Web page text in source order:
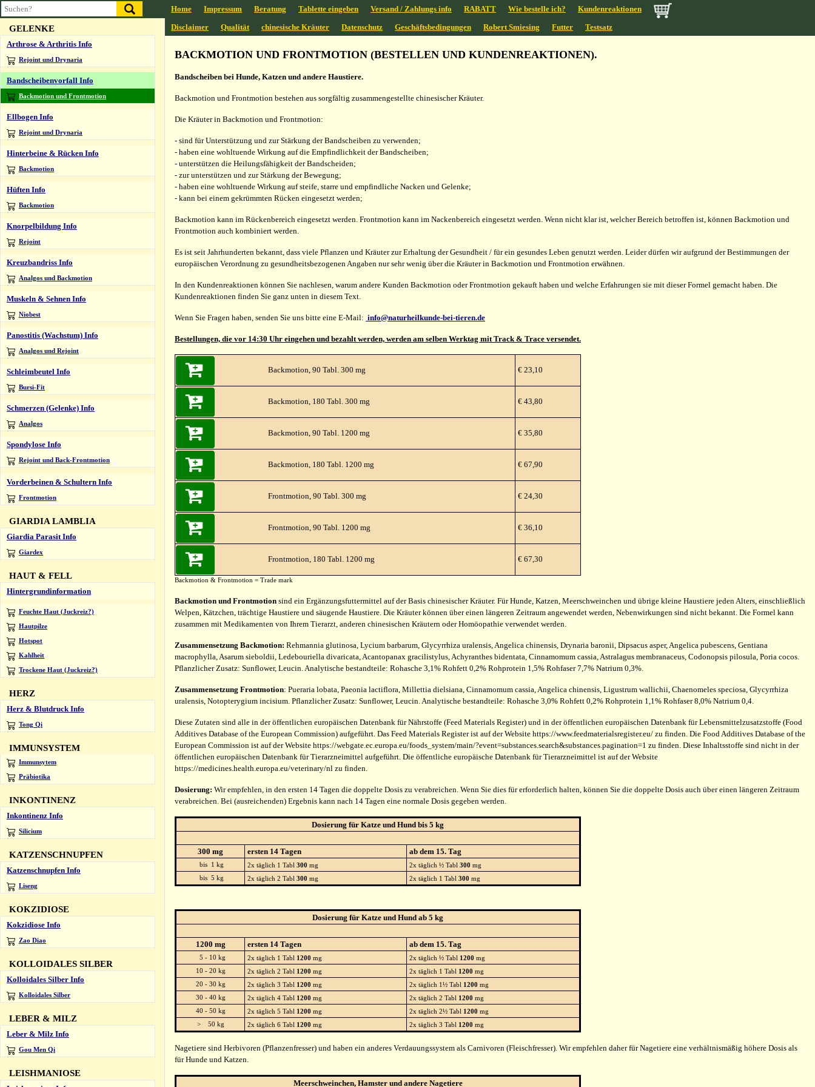
Lysium
GELENKE
Arthrose & Arthritis Info
Rejoint und Drynaria
Bandscheibenvorfall Info
Backmotion und Frontmotion
Ellbogen Info
Rejoint und Drynaria
Hinterbeine & Rücken Info
Backmotion
Hüften Info
Backmotion
Knorpelbildung Info
Rejoint
Kreuzbandriss Info
Analgos und Backmotion
Muskeln & Sehnen Info
Niobest
Panostitis (Wachstum) Info
Analgos und Rejoint
Schleimbeutel Info
Bursi-Fit
Schmerzen (Gelenke) Info
Analgos
Spondylose Info
Rejoint und Back-Frontmotion
Vorderbeinen & Schultern Info
Frontmotion
GIARDIA LAMBLIA
Giardia Parasit Info
Giardex
HAUT & FELL
Hintergrundinformation
Feuchte Haut (Juckreiz?)
Hautpilze
Hotspot
Kahlheit
Trockene Haut (Juckreiz?)
HERZ
Herz & Blutdruck Info
Tong Qi
IMMUNSYSTEM
Immunsytem
Präbiotika
INKONTINENZ
Inkontinenz Info
Silicium
KATZENSCHNUPFEN
Katzenschnupfen Info
Liseng
KOKZIDIOSE
Kokzidiose Info
Zao Diao
KOLLOIDALES SILBER
Kolloidales Silber Info
Kolloidales Silber
LEBER & MILZ
Leber & Milz Info
Gou Men Qi
LEISHMANIOSE
Home Impressum Beratung Tablette eingeben Versand / Zahlungs info RABATT Wie bestelle ich?
Kundenreaktionen
Disclaimer
Qualität chinesische Kräuter Datenschutz Geschäftsbedingungen Robert Smiesing Futter Testsatz
BACKMOTION UND FRONTMOTION (BESTELLEN UND KUNDENREAKTIONEN).
Bandscheiben bei Hunde, Katzen und andere Haustiere.
Backmotion und Frontmotion bestehen aus sorgfältig zusammengestellte chinesischer Kräuter.
Die Kräuter in Backmotion und Frontmotion:
- sind für Unterstützung und zur Stärkung der Bandscheiben zu verwenden;
- haben eine wohltuende Wirkung auf die Empfindlichkeit der Bandscheiben;
- unterstützen die Heilungsfähigkeit der Bandscheiden;
- zur unterstützen und zur Stärkung der Bewegung;
- haben eine wohltuende Wirkung auf steife, starre und empfindliche Nacken und Gelenke;
- kann bei einem gekrümmten Rücken eingesetzt werden;
Backmotion kann im Rückenbereich eingesetzt werden. Frontmotion kann im Nackenbereich eingesetzt werden. Wenn nicht klar ist, welcher Bereich betroffen ist, können Backmotion und
Frontmotion auch kombiniert werden.
Es ist seit Jahrhunderten bekannt, dass viele Pflanzen und Kräuter zur Erhaltung der Gesundheit / für ein gesundes Leben genutzt werden. Leider dürfen wir aufgrund der Bestimmungen der
europäischen Verordnung zu gesundheitsbezogenen Angaben nur sehr wenig über die Kräuter in Backmotion und Frontmotion erwähnen.
In den Kundenreaktionen können Sie nachlesen, warum andere Kunden Backmotion oder Frontmotion gekauft haben und welche Erfahrungen sie mit dieser Formel gemacht haben. Die
Kundenreaktionen finden Sie ganz unten in diesem Text.
Wenn Sie Fragen haben, senden Sie uns bitte eine E-Mail: info@naturheilkunde-bei-tieren.de
Bestellungen, die vor 14:30 Uhr eingehen und bezahlt werden, werden am selben Werktag mit Track & Trace versendet.
Backmotion, 90 Tabl. 300 mg € 23,10
Backmotion, 180 Tabl. 300 mg € 43,80
Backmotion, 90 Tabl. 1200 mg € 35,80
Backmotion, 180 Tabl. 1200 mg € 67,90
Frontmotion, 90 Tabl. 300 mg € 24,30
Frontmotion, 90 Tabl. 1200 mg € 36,10
Frontmotion, 180 Tabl. 1200 mg € 67,30
Backmotion & Frontmotion = Trade mark
Backmotion und Frontmotion sind ein Ergänzungsfuttermittel auf der Basis chinesischer Kräuter. Für Hunde, Katzen, Meerschweinchen und übrige kleine Haustiere jeden Alters, einschließlich
Welpen, Kätzchen, trächtige Haustiere und säugende Haustiere. Die Kräuter können über einen längeren Zeitraum angewendet werden, Nebenwirkungen sind nicht bekannt. Die Formel kann
zusammen mit Medikamenten von Ihrem Tierarzt, anderen chinesischen Kräutern oder Homöopathie verwendet werden.
Zusammensetzung Backmotion: Rehmannia glutinosa, Lycium barbarum, Glycyrrhiza uralensis, Angelica chinensis, Drynaria baronii, Dipsacus asper, Angelica pubescens, Gentiana
macrophylla, Asarum sieboldii, Ledebouriella divaricata, Acantopanax gracilistylus, Achyranthes bidentata, Cinnamomum cassia, Astralagus membranaceus, Codonopsis pilosula, Poria cocos.
Pflanzlicher Zusatz: Sunflower, Leucin. Analytische bestandteile: Rohasche 3,1% Rohfett 0,2% Rohprotein 1,5% Rohfaser 7,7% Natrium 0,3%.
Zusammensetzung Frontmotion: Pueraria lobata, Paeonia lactiflora, Millettia dielsiana, Cinnamomum cassia, Angelica chinensis, Ligustrum wallichii, Chaenomeles speciosa, Glycyrrhiza
uralensis, Notopterygium incisium. Pflanzlicher Zusatz: Sunflower, Leucin. Analytische bestandteile: Rohasche 3,0% Rohfett 0,2% Rohprotein 1,1% Rohfaser 8,0% Natrium 0,4.
Diese Zutaten sind alle in der öffentlichen europäischen Datenbank für Nährstoffe (Feed Materials Register) und in der öffentlichen europäischen Datenbank für Lebensmittelzusatzstoffe (Food
Additives Database of the European Commission) aufgeführt. Das Feed Materials Register ist auf der Website https://www.feedmaterialsregister.eu/ zu finden. Die Food Additives Database of the
European Commission ist auf der Website https://webgate.ec.europa.eu/foods_system/main/?event=substances.search&substances.pagination=1 zu finden. Diese Inhaltsstoffe sind nicht in der
öffentlichen europäischen Datenbank für Tierarzneimittel aufgeführt. Die öffentliche europäische Datenbank für Tierarzneimittel ist auf der Website
https://medicines.health.europa.eu/veterinary/nl zu finden.
Dosierung: Wir empfehlen, in den ersten 14 Tagen die doppelte Dosis zu verabreichen. Wenn Sie dies für erforderlich halten, können Sie die doppelte Dosis auch über einen längeren Zeitraum
verabreichen. Bei (ausreichenden) Ergebnis kann nach 14 Tagen eine normale Dosis gegeben werden.
Dosierung für Katze und Hund bis 5 kg
300 mg ersten 14 Tagen ab dem 15. Tag
bis 1 kg 2x täglich 1 Tabl 300 mg 2x täglich ½ Tabl 300 mg
bis 5 kg
2x täglich 2 Tabl 300 mg 2x täglich 1 Tabl 300 mg
Dosierung für Katze und Hund ab 5 kg
1200 mg ersten 14 Tagen ab dem 15. Tag
5 - 10 kg 2x täglich 1 Tabl 1200 mg 2x täglich ½ Tabl 1200 mg
10 - 20 kg
2x täglich 2 Tabl 1200 mg 2x täglich 1 Tabl 1200 mg
20 - 30 kg
2x täglich 3 Tabl 1200 mg 2x täglich 1½ Tabl 1200 mg
30 - 40 kg
2x täglich 4 Tabl 1200 mg 2x täglich 2 Tabl 1200 mg
40 - 50 kg
2x täglich 5 Tabl 1200 mg 2x täglich 2½ Tabl 1200 mg
> 50 kg
2x täglich 6 Tabl 1200 mg 2x täglich 3 Tabl 1200 mg
Nagetiere sind Herbivoren (Pflanzenfresser) und haben ein anderes Verdauungssystem als Carnivoren (Fleischfresser). Wir empfehlen daher für Nagetiere eine verhältnismäßig höhere Dosis als
für Hunde und Katzen.
Meerschweinchen, Hamster und andere Nagetiere